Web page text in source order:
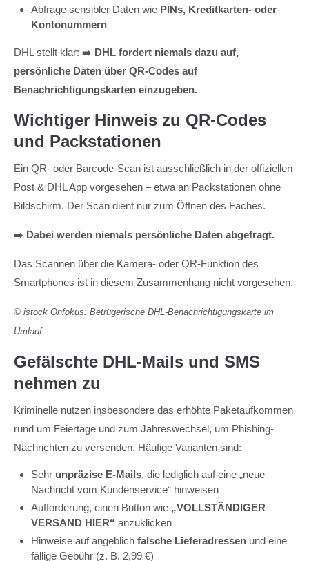
Abfrage sensibler Daten wie PINs, Kreditkarten- oder
Kontonummern
DHL stellt klar: ➡️ DHL fordert niemals dazu auf,
persönliche Daten über QR-Codes auf
Benachrichtigungskarten einzugeben.
Wichtiger Hinweis zu QR-Codes
und Packstationen
Ein QR- oder Barcode-Scan ist ausschließlich in der offiziellen
Post & DHL App vorgesehen – etwa an Packstationen ohne
Bildschirm. Der Scan dient nur zum Öffnen des Faches.
➡️ Dabei werden niemals persönliche Daten abgefragt.
Das Scannen über die Kamera- oder QR-Funktion des
Smartphones ist in diesem Zusammenhang nicht vorgesehen.
© istock Onfokus: Betrügerische DHL-Benachrichtigungskarte im
Umlauf.
Gefälschte DHL-Mails und SMS
nehmen zu
Kriminelle nutzen insbesondere das erhöhte Paketaufkommen
rund um Feiertage und zum Jahreswechsel, um Phishing-
Nachrichten zu versenden. Häufige Varianten sind:
Sehr unpräzise E-Mails, die lediglich auf eine „neue
Nachricht vom Kundenservice“ hinweisen
Aufforderung, einen Button wie „VOLLSTÄNDIGER
VERSAND HIER“ anzuklicken
Hinweise auf angeblich falsche Lieferadressen und eine
fällige Gebühr (z. B. 2,99 €)